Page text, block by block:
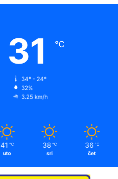
31 ℃
34º - 24º
32%
3.25 km/h
41 ℃
uto
38 ℃
sri
36 ℃
čet